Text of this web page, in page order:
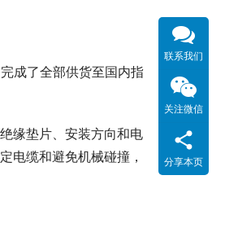
成了全部供货至国内指
缘垫片、安装方向和电
电缆和避免机械碰撞，
联系我们
关注微信
分享本页